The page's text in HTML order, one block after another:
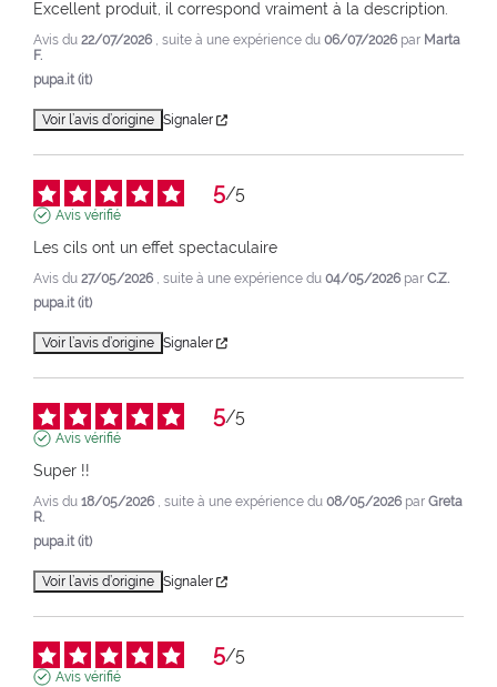
Excellent produit, il correspond vraiment à la description.
Avis du 22/07/2026 , suite à une expérience du 06/07/2026 par Marta
F.
pupa.it (it)
Voir l’avis d’origine Signaler
5/5
Avis vérifié
Les cils ont un effet spectaculaire
Avis du 27/05/2026 , suite à une expérience du 04/05/2026 par C.Z.
pupa.it (it)
Voir l’avis d’origine Signaler
5/5
Avis vérifié
Super !!
Avis du 18/05/2026 , suite à une expérience du 08/05/2026 par Greta
R.
pupa.it (it)
Voir l’avis d’origine Signaler
5/5
Avis vérifié